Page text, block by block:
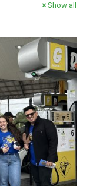
Show all